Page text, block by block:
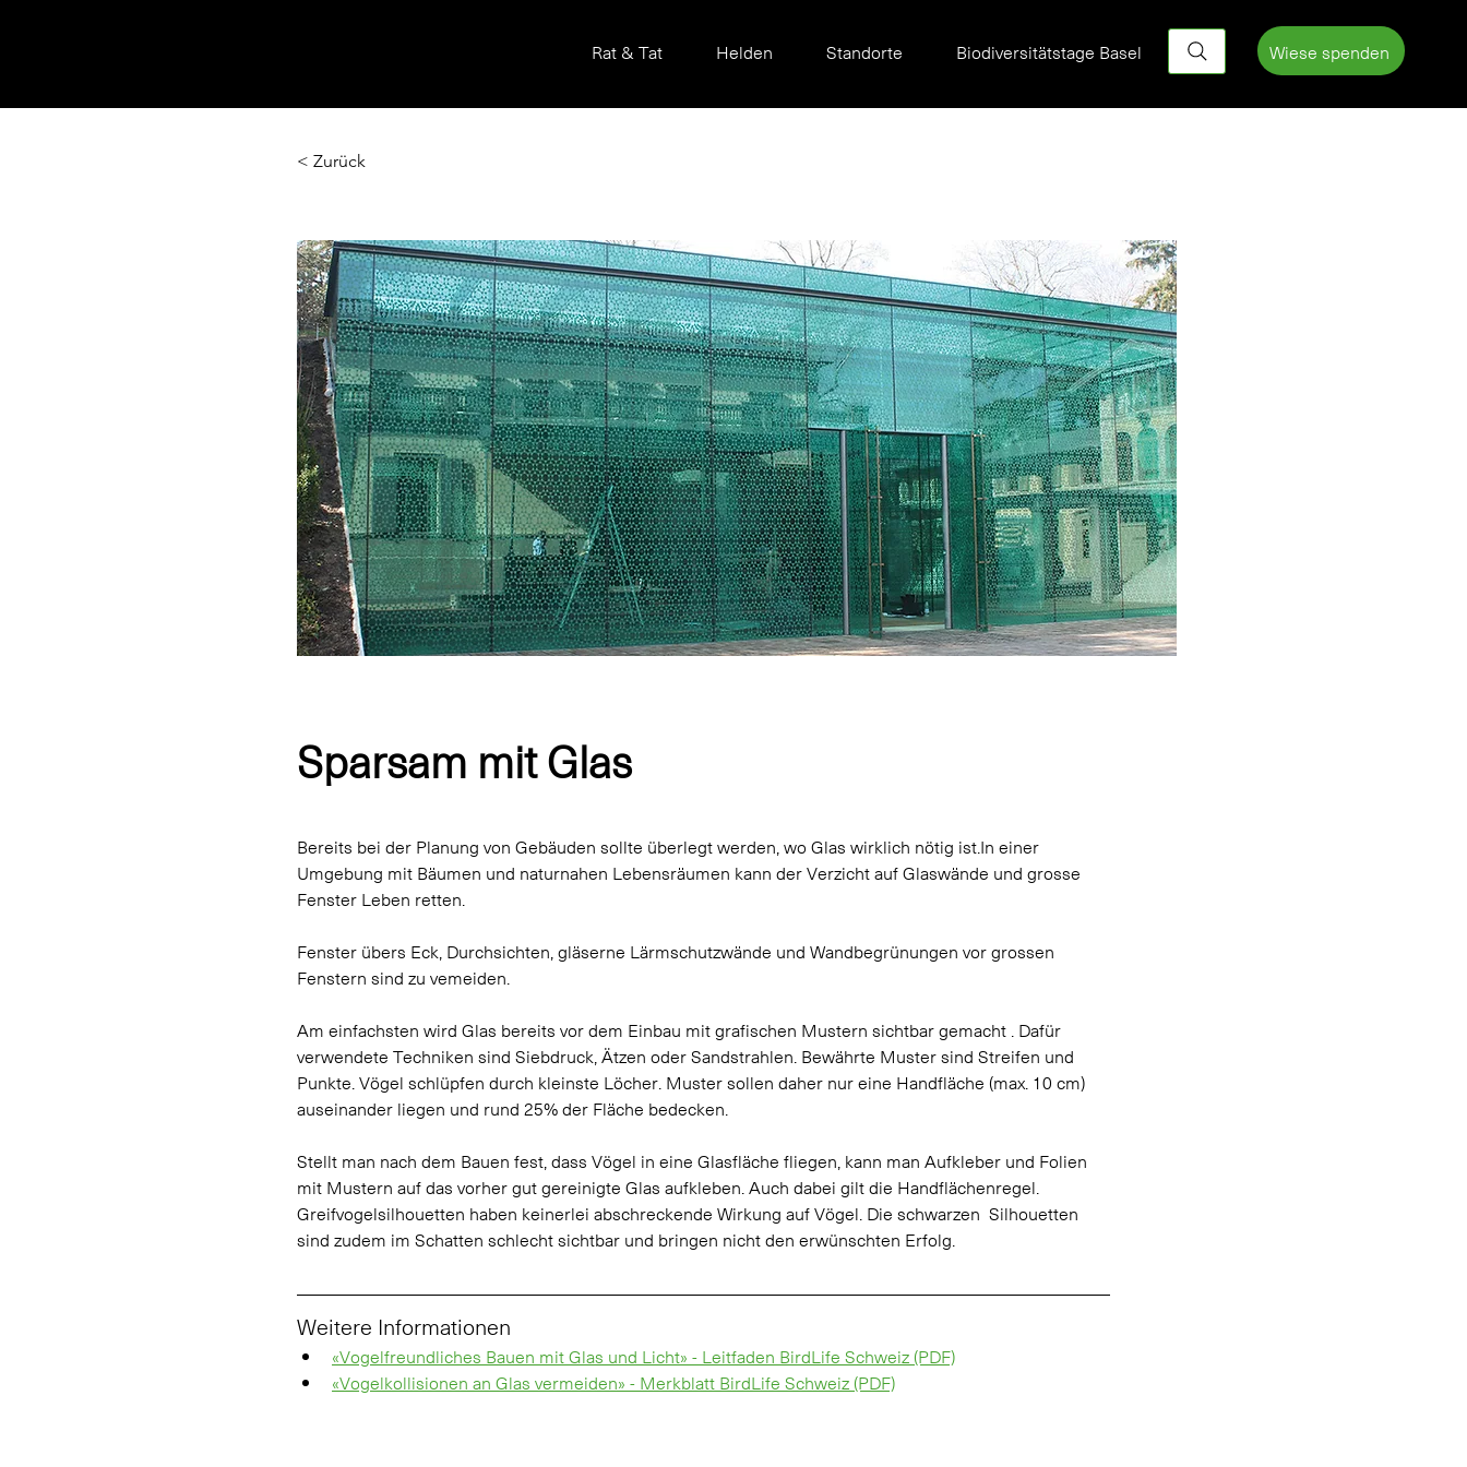
Rat & Tat Helden Standorte Biodiversitätstage Basel Wiese spenden
< Zurück
Sparsam mit Glas
Bereits bei der Planung von Gebäuden sollte überlegt werden, wo Glas wirklich nötig ist.In einer
Umgebung mit Bäumen und naturnahen Lebensräumen kann der Verzicht auf Glaswände und grosse
Fenster Leben retten.
Fenster übers Eck, Durchsichten, gläserne Lärmschutzwände und Wandbegrünungen vor grossen
Fenstern sind zu vemeiden.
Am einfachsten wird Glas bereits vor dem Einbau mit grafischen Mustern sichtbar gemacht . Dafür
verwendete Techniken sind Siebdruck, Ätzen oder Sandstrahlen. Bewährte Muster sind Streifen und
Punkte. Vögel schlüpfen durch kleinste Löcher. Muster sollen daher nur eine Handfläche (max. 10 cm)
auseinander liegen und rund 25% der Fläche bedecken.
Stellt man nach dem Bauen fest, dass Vögel in eine Glasfläche fliegen, kann man Aufkleber und Folien
mit Mustern auf das vorher gut gereinigte Glas aufkleben. Auch dabei gilt die Handflächenregel.
Greifvogelsilhouetten haben keinerlei abschreckende Wirkung auf Vögel. Die schwarzen  Silhouetten
sind zudem im Schatten schlecht sichtbar und bringen nicht den erwünschten Erfolg.
Weitere Informationen
«Vogelfreundliches Bauen mit Glas und Licht» - Leitfaden BirdLife Schweiz (PDF)
«Vogelkollisionen an Glas vermeiden» - Merkblatt BirdLife Schweiz (PDF)